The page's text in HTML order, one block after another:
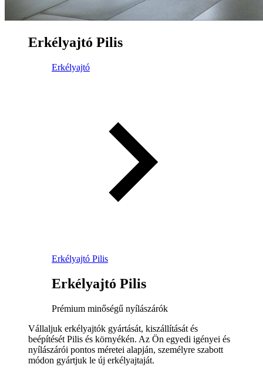
Erkélyajtó Pilis
Erkélyajtó
Erkélyajtó Pilis
Erkélyajtó Pilis
Prémium minőségű nyílászárók
Vállaljuk erkélyajtók gyártását, kiszállítását és
beépítését Pilis és környékén. Az Ön egyedi igényei és
nyílászárói pontos méretei alapján, személyre szabott
módon gyártjuk le új erkélyajtaját.